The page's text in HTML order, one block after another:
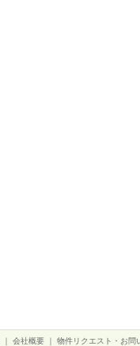
会社概要 物件リクエスト・お問